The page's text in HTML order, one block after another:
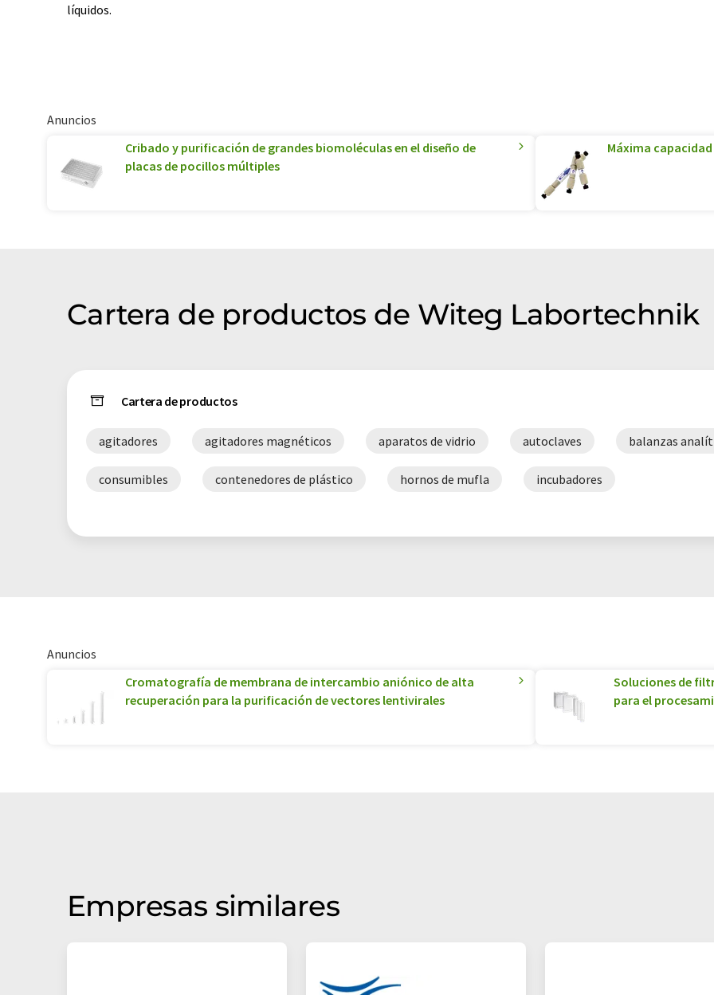
líquidos.
Anuncios
Cribado y purificación de grandes biomoléculas en el diseño de
placas de pocillos múltiples
Máxima
Cartera de productos de Witeg Labortechnik
Cartera de productos
agitadores agitadores magnéticos aparatos de vidrio autoclaves balanzas
consumibles contenedores de plástico hornos de mufla incubadores
Anuncios
Cromatografía de membrana de intercambio aniónico de alta
recuperación para la purificación de vectores lentivirales
Soluciones de
para el
Empresas similares